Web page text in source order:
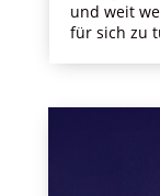
und weit
für sich zu